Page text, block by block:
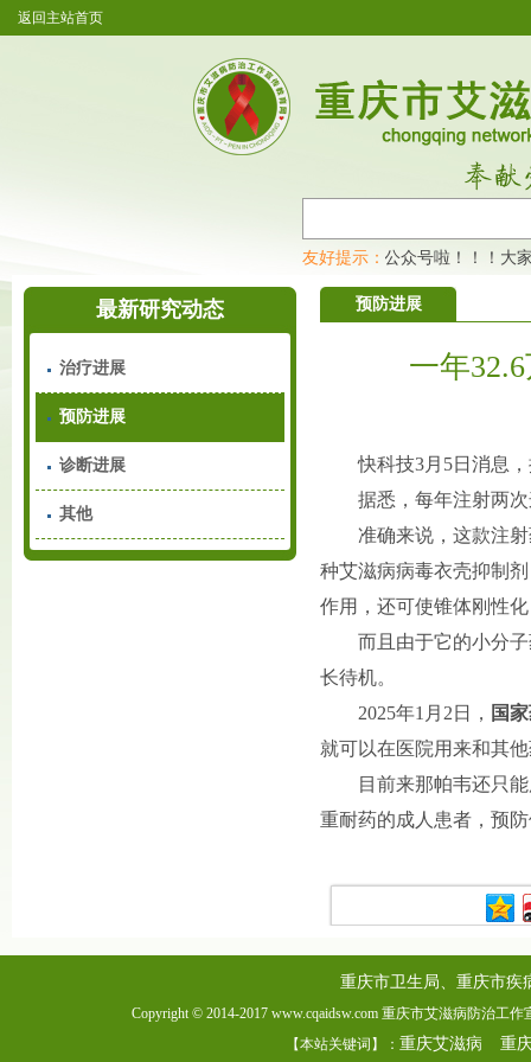
返回主站首页
友好提示：
重庆市艾滋病防治工作宣传教育网开通公众号啦！！！大
最新研究动态
治疗进展
预防进展
诊断进展
其他
预防进展
一年
快科技3月5日消息
据悉，每年注射两
准确来说，这款注
种艾滋病病毒衣壳抑制
作用，还可使锥体刚性
而且由于它的小分
长待机。
2025年1月2日， 国
就可以在医院用来和其
目前来那帕韦还只
重耐药的成人患者，预
重庆市卫生局、重庆市疾
Copyright © 2014-2017 www.cqaidsw.com 重庆市艾滋病防治工
【本站关键词】： 重庆艾滋病 重